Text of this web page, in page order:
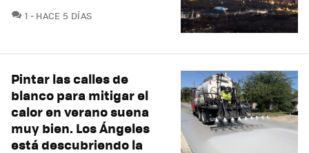
1 COMENTARIOS
HACE 5 DÍAS
Pintar las calles de
blanco para mitigar el
calor en verano suena
muy bien. Los Ángeles
está descubriendo la